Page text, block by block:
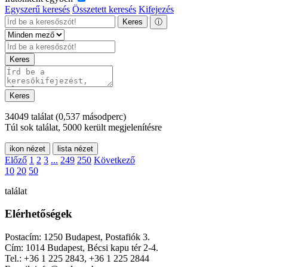
Egyszerű keresés Összetett keresés Kifejezés
Keres ⓘ
Keres
Keres
34049 találat (0,537 másodperc)
Túl sok találat, 5000 került megjelenítésre
ikon nézet lista nézet
Előző 1 2 3 ... 249 250 Következő
10 20 50
találat
Elérhetőségek
Postacím: 1250 Budapest, Postafiók 3.
Cím: 1014 Budapest, Bécsi kapu tér 2-4.
Tel.: +36 1 225 2843, +36 1 225 2844